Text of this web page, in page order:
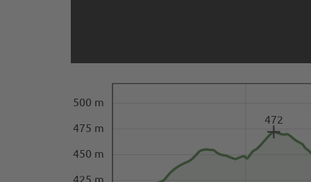
425 m
450 m
475 m
500 m
472